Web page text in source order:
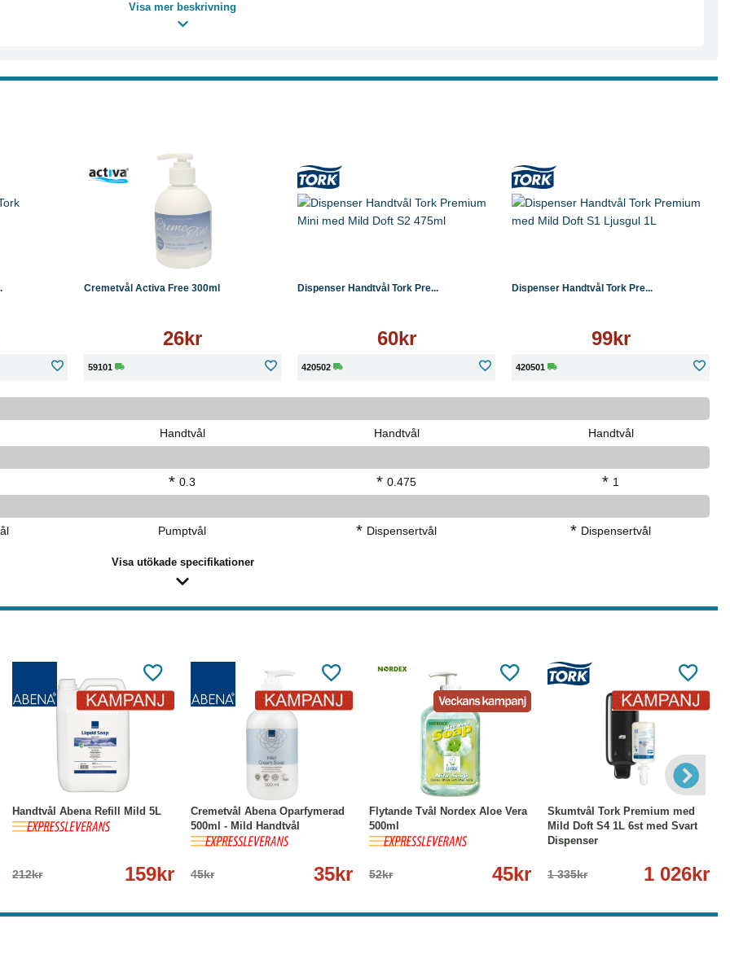
Visa mer beskrivning
Cremetvål Activa Free 300ml
26kr
59101
Dispenser Handtvål Tork Pre...
60kr
420502
Dispenser Handtvål Tork Pre...
99kr
420501
Handtvål Handtvål Handtvål
* 0.3 * 0.475 * 1
Pumptvål * Dispensertvål * Dispensertvål
Visa utökade specifikationer
Handtvål Abena Refill Mild 5L
212kr 159kr
Köp
Cremetvål Abena Oparfymerad
500ml - Mild Handtvål
45kr 35kr
Köp
Flytande Tvål Nordex Aloe Vera
500ml
52kr 45kr
Köp
Skumtvål Tork Premium med
Mild Doft S4 1L 6st med Svart
Dispenser
1 335kr 1 026kr
Köp Läs mer